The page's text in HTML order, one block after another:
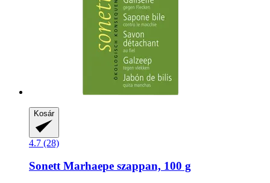
Kosár
4.7 (28)
SonettMarhaepe szappan, 100 g